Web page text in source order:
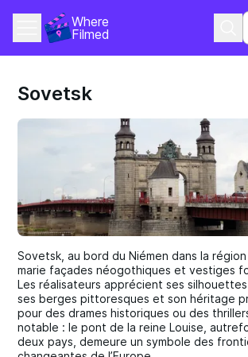
Where
Filmed
Sovetsk
Sovetsk, au bord du Niémen dans la région
marie façades néogothiques et vestiges
Les réalisateurs apprécient ses
ses berges pittoresques et son héritage
pour des drames historiques ou des
notable : le pont de la reine Louise,
deux pays, demeure un symbole des